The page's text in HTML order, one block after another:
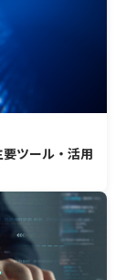
ツール・活用